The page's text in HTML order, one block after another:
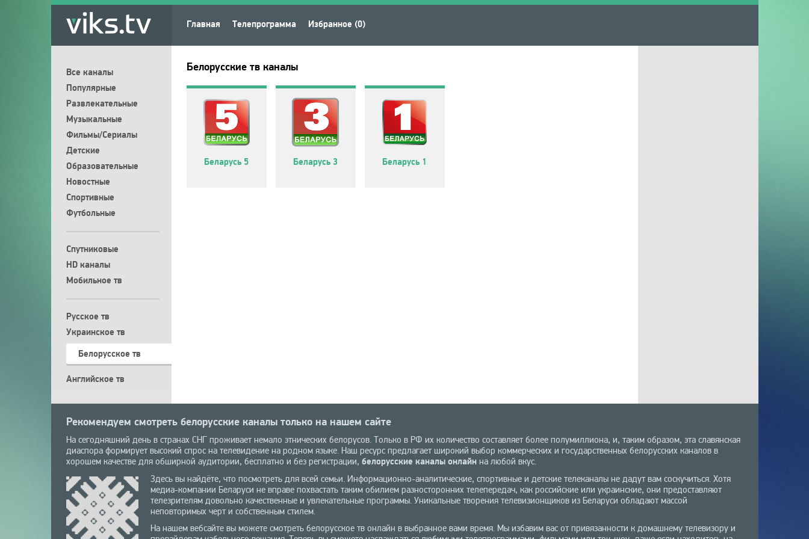
Главная Телепрограмма Избранное (0)
Все каналы
Популярные
Развлекательные
Музыкальные
Фильмы/Сериалы
Детские
Образовательные
Новостные
Спортивные
Футбольные
Спутниковые
HD каналы
Мобильное тв
Русское тв
Украинское тв
Белорусское тв
Английское тв
Белорусские тв каналы
Беларусь 5 Беларусь 3 Беларусь 1
Рекомендуем смотреть белорусские каналы только на нашем сайте
На сегодняшний день в странах СНГ проживает немало этнических белорусов. Только в РФ их количество составляет более полумиллиона, и, таким образом, эта славянская
диаспора формирует высокий спрос на телевидение на родном языке. Наш ресурс предлагает широкий выбор коммерческих и государственных белорусских каналов в
хорошем качестве для обширной аудитории, бесплатно и без регистрации, белорусские каналы онлайнна любой вкус.
Здесь вы найдёте, что посмотреть для всей семьи. Информационно-аналитические, спортивные и детские телеканалы не дадут вам соскучиться. Хотя
медиа-компании Беларуси не вправе похвастать таким обилием разносторонних телепередач, как российские или украинские, они предоставляют
телезрителям довольно качественные и увлекательные программы. Уникальные творения телевизионщиков из Беларуси обладают массой
неповторимых черт и собственным стилем.
На нашем вебсайте вы можете смотреть белорусское тв онлайн в выбранное вами время. Мы избавим вас от привязанности к домашнему телевизору и